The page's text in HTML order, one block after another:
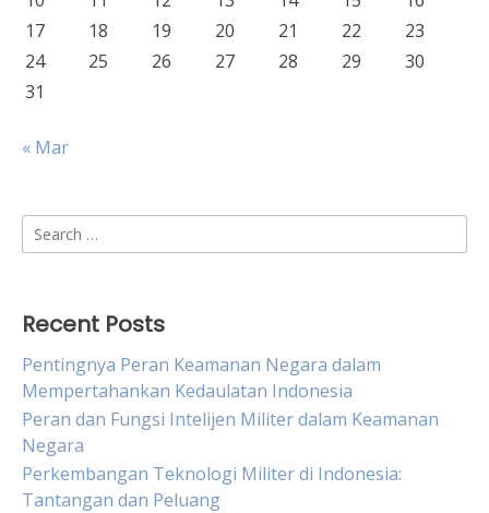
17
18 19 20 21 22
23
24
25 26 27 28 29
30
31
« Mar
Search
for:
Recent Posts
Pentingnya Peran Keamanan Negara dalam
Mempertahankan Kedaulatan Indonesia
Peran dan Fungsi Intelijen Militer dalam Keamanan
Negara
Perkembangan Teknologi Militer di Indonesia:
Tantangan dan Peluang